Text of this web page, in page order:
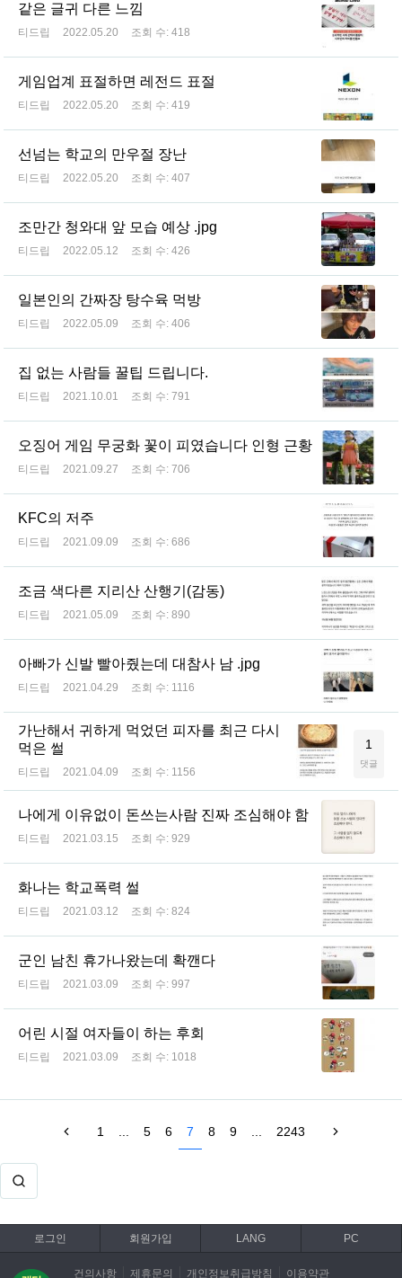
같은 글귀 다른 느낌
티드립 2022.05.20 조회 수: 418
게임업계 표절하면 레전드 표절
티드립 2022.05.20 조회 수: 419
선넘는 학교의 만우절 장난
티드립 2022.05.20 조회 수: 407
조만간 청와대 앞 모습 예상 .jpg
티드립 2022.05.12 조회 수: 426
일본인의 간짜장 탕수육 먹방
티드립 2022.05.09 조회 수: 406
집 없는 사람들 꿀팁 드립니다.
티드립 2021.10.01 조회 수: 791
오징어 게임 무궁화 꽃이 피였습니다 인형 근황
티드립 2021.09.27 조회 수: 706
KFC의 저주
티드립 2021.09.09 조회 수: 686
조금 색다른 지리산 산행기(감동)
티드립 2021.05.09 조회 수: 890
아빠가 신발 빨아줬는데 대참사 남 .jpg
티드립 2021.04.29 조회 수: 1116
가난해서 귀하게 먹었던 피자를 최근 다시
먹은 썰
티드립 2021.04.09 조회 수: 1156
1
댓글
나에게 이유없이 돈쓰는사람 진짜 조심해야 함
티드립 2021.03.15 조회 수: 929
화나는 학교폭력 썰
티드립 2021.03.12 조회 수: 824
군인 남친 휴가나왔는데 확깬다
티드립 2021.03.09 조회 수: 997
어린 시절 여자들이 하는 후회
티드립 2021.03.09 조회 수: 1018
1 ... 5 6 7 8 9 ... 2243
로그인 회원가입 LANG PC
건의사항 제휴문의 개인정보취급방침 이용약관